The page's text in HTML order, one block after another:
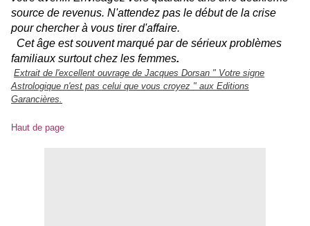
source de revenus. N'attendez pas le début de la crise
pour chercher à vous tirer d'affaire.
Cet âge est souvent marqué par de sérieux problèmes
familiaux surtout chez les femmes.
Extrait de l'excellent ouvrage de Jacques Dorsan " Votre signe
Astrologique n'est pas celui que vous croyez " aux Editions
Garancières.
Haut de page